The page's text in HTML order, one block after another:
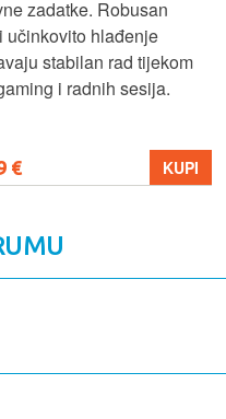
zadatke. Robusan
učinkovito hlađenje
stabilan rad tijekom
i radnih sesija.
€ KUPI